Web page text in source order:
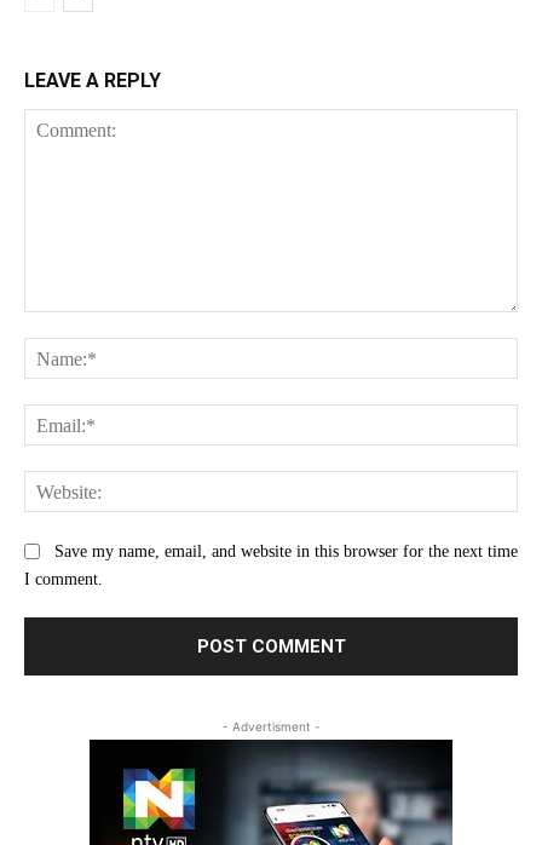
LEAVE A REPLY
Save my name, email, and website in this browser for the next time
I comment.
- Advertisment -